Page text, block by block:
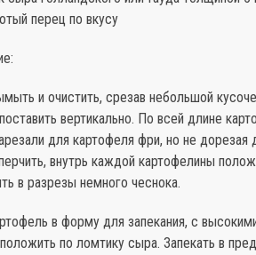
перец по вкусу
и очистить, срезав небольшой
вертикально. По всей длине
для картофеля фри, но не дорезая
внутрь каждой картофелины
в разрезы немного чеснока.
в форму для запекания, с
по ломтику сыра. Запекать в